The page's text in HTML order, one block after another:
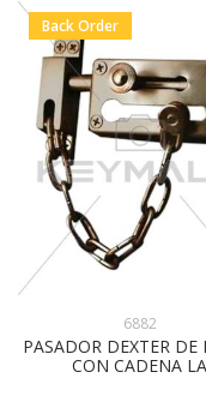
Back Order
6882
PASADOR DEXTER DE
CON CADENA LA